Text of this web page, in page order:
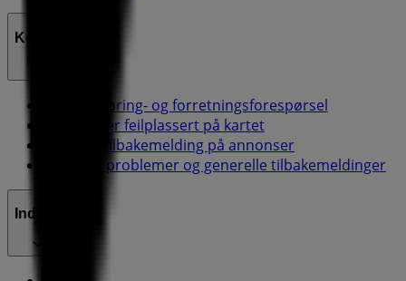
Kontakt oss
Markedsføring- og forretningsforespørsel
Butikken er feilplassert på kartet
Ukentlig tilbakemelding på annonser
Tekniske problemer og generelle tilbakemeldinger
Indeks